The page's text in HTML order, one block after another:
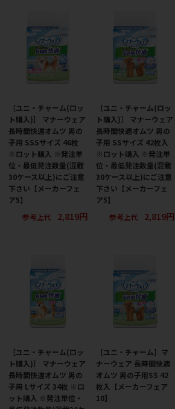
［ユニ・チャーム(ロッ
ト購入)］ マナーウェア
長時間快適オムツ 男の
子用 SSSサイズ 46枚
※ロット購入 ※発注単
位・最低発注数量(混載
30ケース以上)にご注意
下さい【メーカーフェ
ア5】
参考上代
2,819円
［ユニ・チャーム(ロッ
ト購入)］ マナーウェア
長時間快適オムツ 男の
子用 SSサイズ 42枚入
※ロット購入 ※発注単
位・最低発注数量(混載
30ケース以上)にご注意
下さい【メーカーフェ
ア5】
参考上代
2,819円
［ユニ・チャーム(ロッ
ト購入)］ マナーウェア
長時間快適オムツ 男の
子用 Lサイズ 34枚 ※ロ
ット購入 ※発注単位・
［ユニ・チャーム］マ
ナーウェア 長時間快適
オムツ 男の子用SS 42
枚入【メーカーフェア
10】